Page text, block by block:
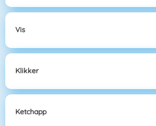
Vis
Klikker
Ketchapp